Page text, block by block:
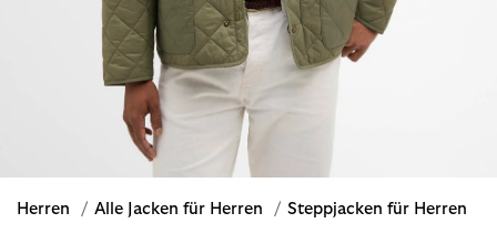
Herren / Alle Jacken für Herren / Steppjacken für Herren